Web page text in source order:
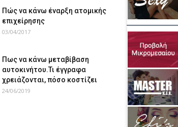
Πώς να κάνω έναρξη ατομικής
επιχείρησης
03/04/2017
Πως να κάνω μεταβίβαση
αυτοκινήτου.Τι έγγραφα
χρειάζονται, πόσο κοστίζει
24/06/2019